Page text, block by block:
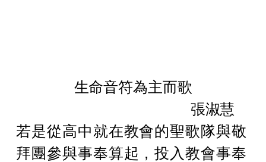
道學碩士班
文學碩士班靈性諮商組
生命音符為主而歌
張淑慧
若是從高中就在教會的聖歌隊與敬
拜團參與事奉算起，投入教會事奉